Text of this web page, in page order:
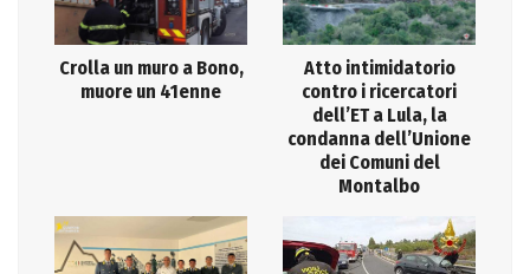
Crolla un muro a Bono,
muore un 41enne
Atto intimidatorio
contro i ricercatori
dell’ET a Lula, la
condanna dell’Unione
dei Comuni del
Montalbo